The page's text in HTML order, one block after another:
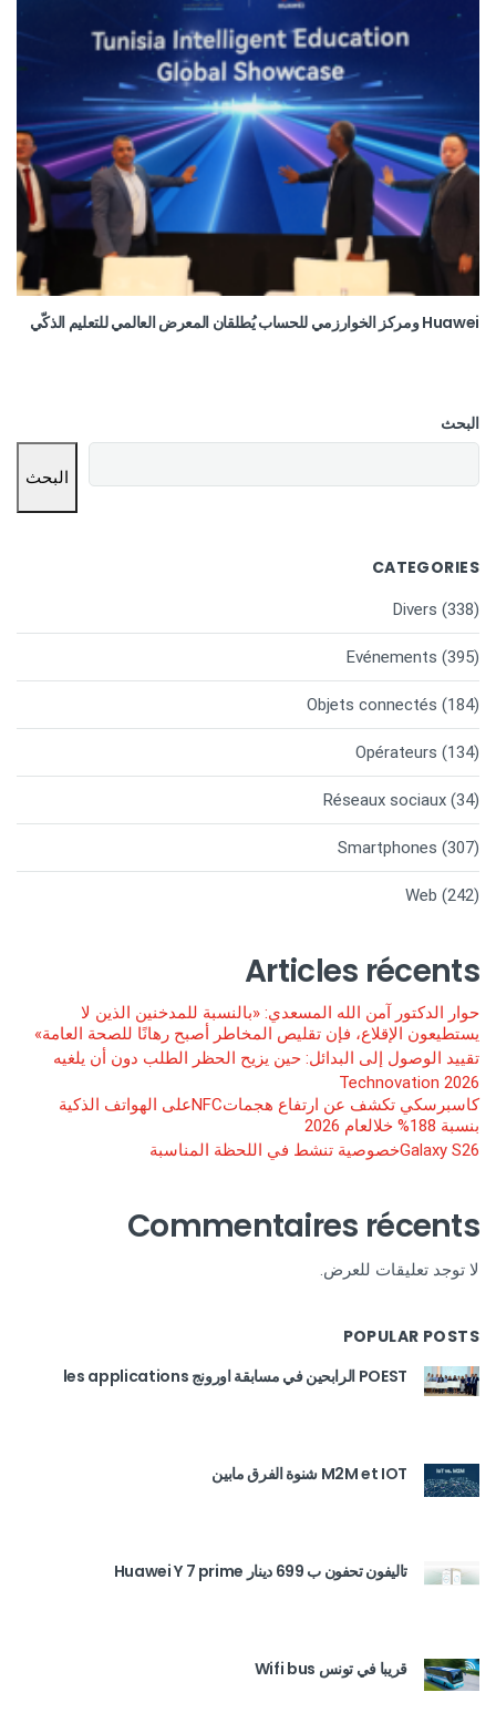
Huawei ومركز الخوارزمي للحساب يُطلقان المعرض العالمي للتعليم الذكّي
البحث
البحث
CATEGORIES
Divers (338)
Evénements (395)
Objets connectés (184)
Opérateurs (134)
Réseaux sociaux (34)
Smartphones (307)
Web (242)
Articles récents
حوار الدكتور آمن الله المسعدي: «بالنسبة للمدخنين الذين لا
يستطيعون الإقلاع، فإن تقليص المخاطر أصبح رهانًا للصحة العامة»
تقييد الوصول إلى البدائل: حين يزيح الحظر الطلب دون أن يلغيه
Technovation 2026
كاسبرسكي تكشف عن ارتفاع هجماتNFCعلى الهواتف الذكية
بنسبة 188% خلالعام 2026
Galaxy S26خصوصية تنشط في اللحظة المناسبة
Commentaires récents
لا توجد تعليقات للعرض.
POPULAR POSTS
POEST الرابحين في مسابقة اورونج les applications
M2M et IOT شنوة الفرق مابين
تاليفون تحفون ب 699 دينار Huawei Y 7 prime
قريبا في تونس Wifi bus